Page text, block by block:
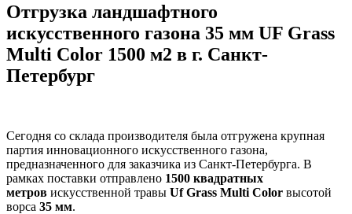
Отгрузка ландшафтного
искусственного газона 35 мм UF Grass
Multi Color 1500 м2 в г. Санкт-
Петербург
Сегодня со склада производителя была отгружена крупная
партия инновационного искусственного газона,
предназначенного для заказчика из Санкт-Петербурга. В
рамках поставки отправлено 1500 квадратных
метров искусственной травы Uf Grass Multi Color высотой
ворса 35 мм.